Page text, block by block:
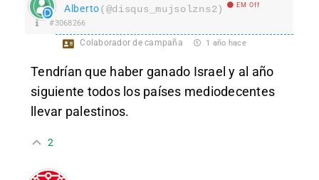
Alberto(@disqus_mujsolzns2) EM Off
#3068266
Colaborador de campaña 1 año hace
Tendrían que haber ganado Israel y al año
siguiente todos los países mediodecentes
llevar palestinos.
2